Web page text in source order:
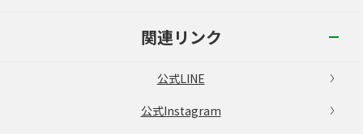
関連リンク
公式LINE
公式Instagram